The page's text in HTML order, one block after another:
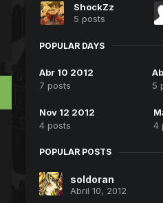
ShockZz
5 posts
POPULAR DAYS
Abr 10 2012
7 posts
5
Nov 12 2012
4 posts
4
POPULAR POSTS
soldoran
Abril 10, 2012